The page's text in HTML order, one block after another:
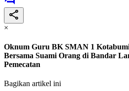
×
Oknum Guru BK SMAN 1
Bersama Suami Orang di Bandar
Pemecatan
Bagikan artikel ini